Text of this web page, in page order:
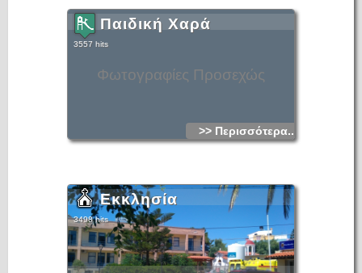
Φωτογραφίες Προσεχώς
Παιδική Χαρά
3557 hits
>> Περισσότερα...
Εκκλησία
3498 hits